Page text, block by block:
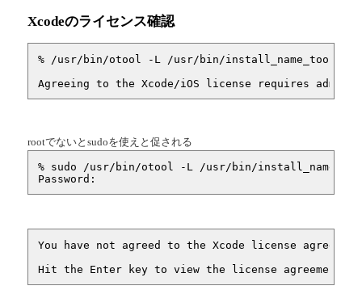
Xcodeのライセンス確認
% /usr/bin/otool -L /usr/bin/install_name_tool
Agreeing to the Xcode/iOS license requires
rootでないとsudoを使えと促される
% sudo /usr/bin/otool -L /usr/bin/
Password:
You have not agreed to the Xcode license
Hit the Enter key to view the license agreements